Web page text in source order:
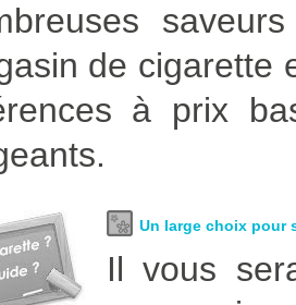
de cigarette
à prix
Un large choix pour
Il vous